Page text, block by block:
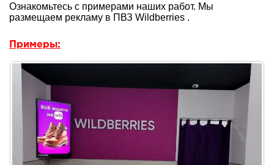
Ознакомьтесь с примерами наших работ. Мы
размещаем рекламу в ПВЗ Wildberries .
Примеры: